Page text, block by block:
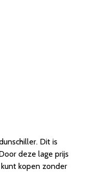
Dit is
deze lage prijs
kopen zonder